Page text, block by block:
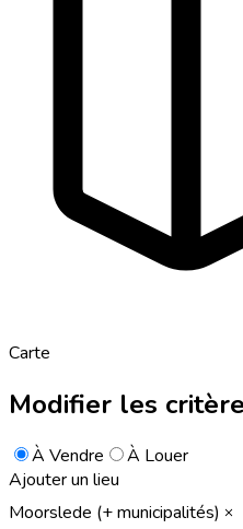
Carte
Modifier les
À Vendre
À Louer
Ajouter un lieu
Moorslede (+ municipalités)